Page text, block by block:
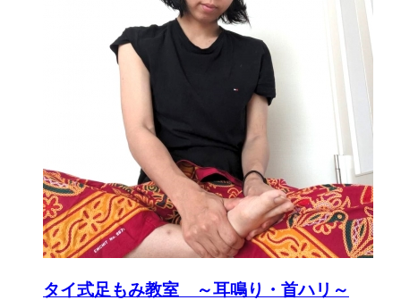
タイ式足もみ教室 ～耳鳴り・首ハリ～